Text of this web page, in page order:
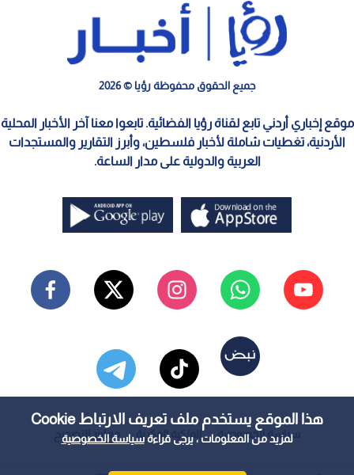
هذا الموقع يستخدم ملف تعريف الارتباط Cookie
لمزيد من المعلومات ، يرجى قراءةسياسة الخصوصية
جميع الحقوق محفوظة رؤيا © 2026
موقع إخباري أردني تابع لقناة رؤيا الفضائية. تابعوا معنا آخر الأخبار المحلية
الأردنية، تغطيات شاملة لأخبار فلسطين، وأبرز التقارير والمستجدات
العربية والدولية على مدار الساعة.
سياسة الخصوصية الملكية الفكرية معايير التصحيح